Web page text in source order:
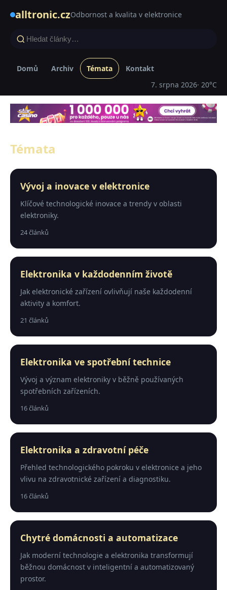
alltronic.czOdbornost a kvalita v elektronice
Domů Archiv Témata
Kontakt
7. srpna 2026· 20°C
Témata
Vývoj a inovace v elektronice
Klíčové technologické inovace a trendy v oblasti
elektroniky.
24 článků
Elektronika v každodenním životě
Jak elektronické zařízení ovlivňují naše každodenní
aktivity a komfort.
21 článků
Elektronika ve spotřební technice
Vývoj a význam elektroniky v běžně používaných
spotřebních zařízeních.
16 článků
Elektronika a zdravotní péče
Přehled technologického pokroku v elektronice a jeho
vlivu na zdravotnické zařízení a diagnostiku.
16 článků
Chytré domácnosti a automatizace
Jak moderní technologie a elektronika transformují
běžnou domácnost v inteligentní a automatizovaný
prostor.